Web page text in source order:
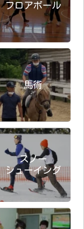
フロアボール
馬術
スノー
シューイング